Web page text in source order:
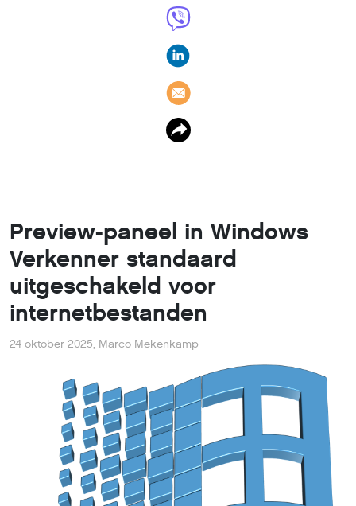
Preview-paneel in Windows
Verkenner standaard
uitgeschakeld voor
internetbestanden
24 oktober 2025, Marco Mekenkamp